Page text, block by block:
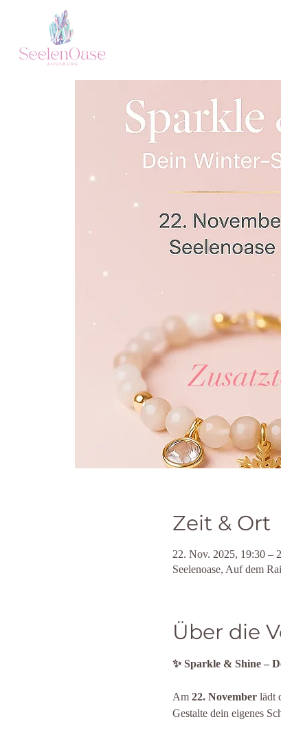
Zeit & Ort
22. Nov. 2025, 19:30 –
Seelenoase, Auf dem
Über die
✨ Sparkle & Shine –
Am 22. November lädt
Gestalte dein eigenes